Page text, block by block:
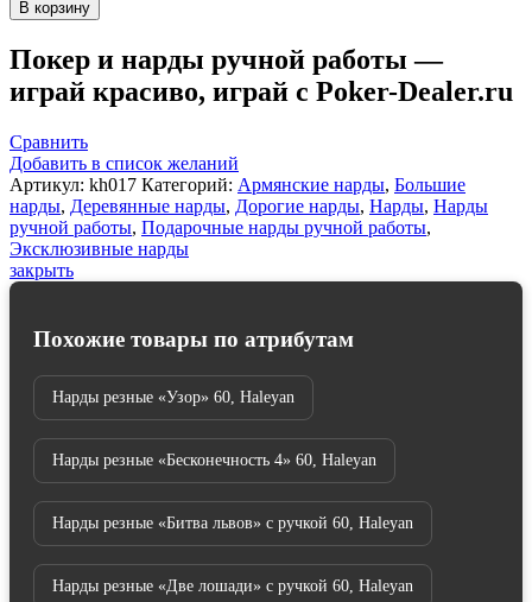
Нарды
"Орнамент"
с
цельным
Haleyan
В корзину
Покер и нарды ручной работы —
играй красиво, играй с Poker-Dealer.ru
Сравнить
Добавить в список желаний
Артикул: kh017 Категорий: Армянские нарды, Большие
нарды, Деревянные нарды, Дорогие нарды, Нарды, Нарды
ручной работы, Подарочные нарды ручной работы,
Эксклюзивные нарды
закрыть
Похожие товары по атрибутам
Нарды резные «Узор» 60, Haleyan
Нарды резные «Бесконечность 4» 60, Haleyan
Нарды резные «Битва львов» с ручкой 60, Haleyan
Нарды резные «Две лошади» с ручкой 60, Haleyan